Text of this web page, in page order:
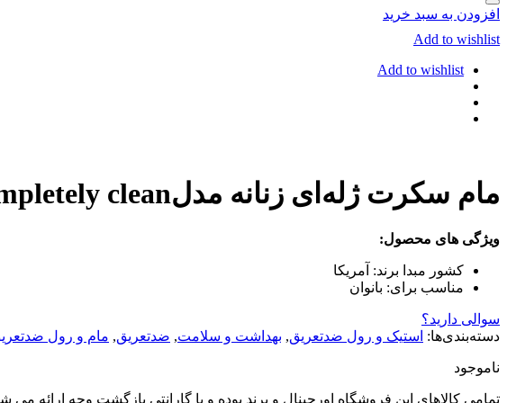
افزودن به سبد خرید
Add to wishlist
Add to wishlist
مام سکرت ژله‌ای زنانه مدلSecret completely clean وزن 73 گرم
ویژگی های محصول:
کشور مبدا برند: آمریکا
مناسب برای: بانوان
سوالی دارید؟
دسته‌بندی‌ها: استیک و رول ضدتعریق, بهداشت و سلامت, ضدتعریق, مام و رول
ناموجود
تمامی کالاهای این فروشگاه اورجینال و برند بوده و با گارانتی بازگشت وجه ارائه